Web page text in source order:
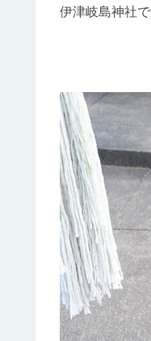
伊津岐島神社